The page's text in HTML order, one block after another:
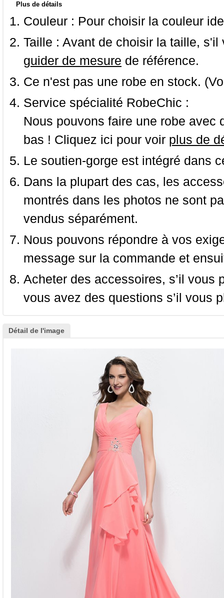
Plus de détails
Couleur : Pour choisir la couleur
Taille : Avant de choisir la taille,
guider de mesure de référence.
Ce n'est pas une robe en stock.
Service spécialité RobeChic :
Nous pouvons faire une robe
bas ! Cliquez ici pour voir plus de
Le soutien-gorge est intégré dans
Dans la plupart des cas, les
montrés dans les photos ne sont
vendus séparément.
Nous pouvons répondre à vos
message sur la commande et
Acheter des accessoires, s’il
vous avez des questions s’il vous
Détail de l'image